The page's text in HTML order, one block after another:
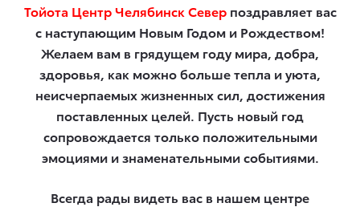
Тойота Центр Челябинск Северпоздравляет вас
с наступающим Новым Годом и Рождеством!
Желаем вам в грядущем году мира, добра,
здоровья, как можно больше тепла и уюта,
неисчерпаемых жизненных сил, достижения
поставленных целей. Пусть новый год
сопровождается только положительными
эмоциями и знаменательными событиями.
Всегда рады видеть вас в нашем центре